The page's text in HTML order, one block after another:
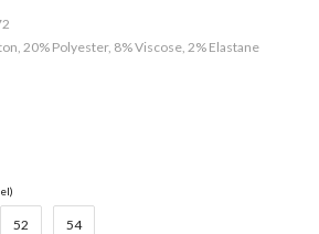
20% Polyester, 8% Viscose, 2% Elastane
52 54